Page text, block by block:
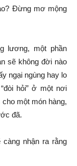
Đừng mơ mộng
lương, một phần
sẽ không đời nào
ngại ngùng hay lo
hỏi” ở một nơi
một món hàng,
đã.
nhận ra rằng